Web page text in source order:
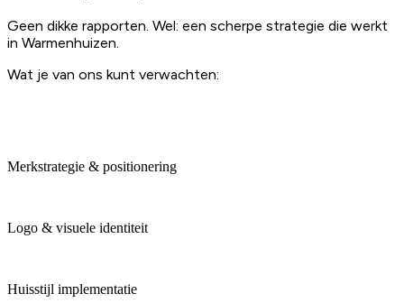
Geen dikke rapporten. Wel: een scherpe strategie die werkt
in Warmenhuizen.
Wat je van ons kunt verwachten:
Merkstrategie & positionering
Logo & visuele identiteit
Huisstijl implementatie